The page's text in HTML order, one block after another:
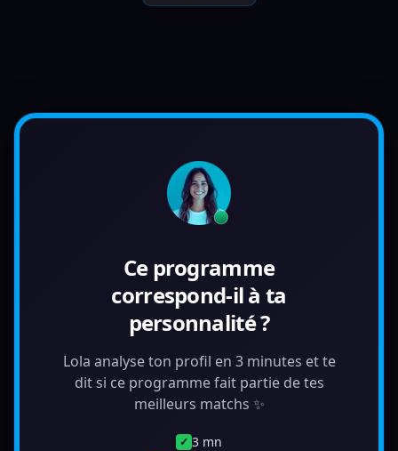
Ce programme
correspond-il à ta
personnalité ?
Lola analyse ton profil en 3 minutes et te
dit si ce programme fait partie de tes
meilleurs matchs ✨
✓ 3 mn